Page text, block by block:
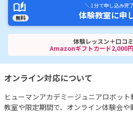
無料
＼ 1分で申し込み完
体験教室に申
体験レッスン＋口コ
Amazonギフトカード2,000
オンライン対応について
ヒューマンアカデミージュニアロボッ
教室や限定期間で、オンライン体験会